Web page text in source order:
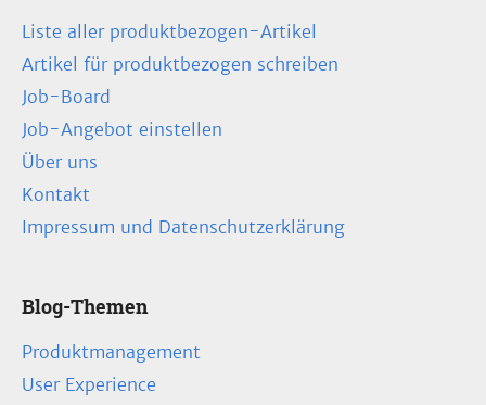
Liste aller produktbezogen-Artikel
Artikel für produktbezogen schreiben
Job-Board
Job-Angebot einstellen
Über uns
Kontakt
Impressum und Datenschutzerklärung
Blog-Themen
Produktmanagement
User Experience